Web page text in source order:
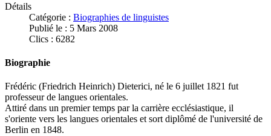
Détails
Catégorie : Biographies de linguistes
Publié le : 5 Mars 2008
Clics : 6282
Biographie
Frédéric (Friedrich Heinrich) Dieterici, né le 6 juillet 1821 fut
professeur de langues orientales.
Attiré dans un premier temps par la carrière ecclésiastique, il
s'oriente vers les langues orientales et sort diplômé de l'université de
Berlin en 1848.